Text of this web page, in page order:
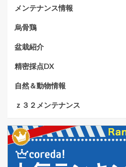
メンテナンス情報
烏骨鶏
盆栽紹介
精密採点DX
自然＆動物情報
ｚ３２メンテナンス